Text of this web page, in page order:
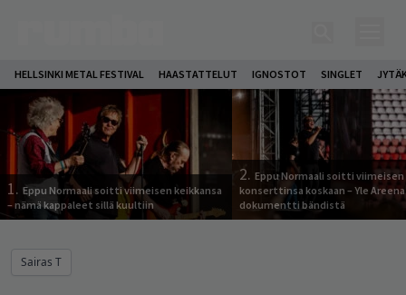
HELLSINKI METAL FESTIVAL HAASTATTELUT IGNOSTOT SINGLET
1. Eppu Normaali soitti viimeisen keikkansa
– nämä kappaleet sillä kuultiin
2. Eppu Normaali soitti viimeisen
konserttinsa koskaan – Yle
dokumentti bändistä
Sairas T